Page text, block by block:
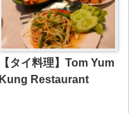
【タイ料理】Tom Yum
Kung Restaurant